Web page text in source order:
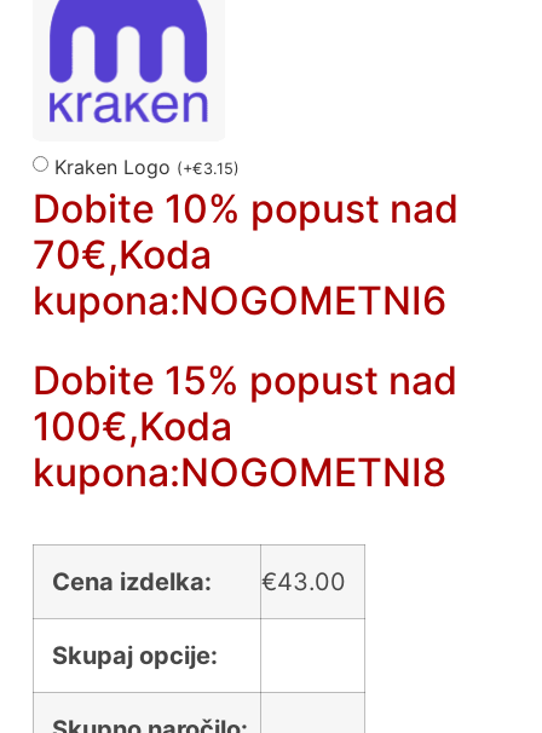
Kraken Logo (+€3.15)
Dobite 10% popust nad
70€,Koda
kupona:NOGOMETNI6
Dobite 15% popust nad
100€,Koda
kupona:NOGOMETNI8
Cena izdelka: €43.00
Skupaj opcije: